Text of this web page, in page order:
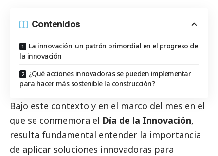
Contenidos
La innovación: un patrón primordial en el progreso de
la innovación
¿Qué acciones innovadoras se pueden implementar
para hacer más sostenible la construcción?
Bajo este contexto y en el marco del mes en el
que se conmemora el Día de la Innovación,
resulta fundamental entender la importancia
de aplicar soluciones innovadoras para